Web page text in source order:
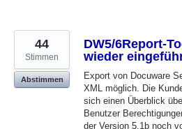
DW5/6Report-
wieder
Export von Docuware
XML möglich. Die
sich einen Überblick
Benutzer
der Version 5.1b noch
44
Stimmen
Abstimmen